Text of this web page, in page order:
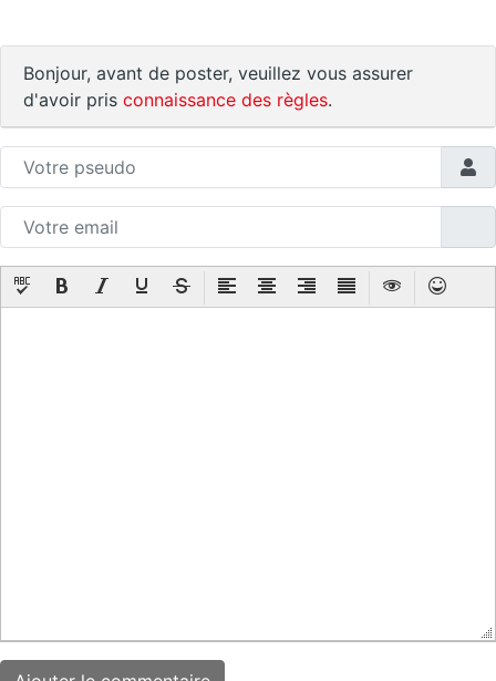
Bonjour, avant de poster, veuillez vous assurer
d'avoir pris connaissance des règles.